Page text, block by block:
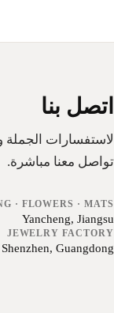
بنا
معنا مباشرة.
· FLOWERS ·
Yancheng,
JEWELRY
Shenzhen,